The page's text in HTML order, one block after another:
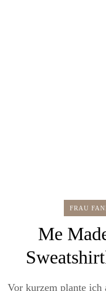
FRAU
Me
Vor kurzem plante ich